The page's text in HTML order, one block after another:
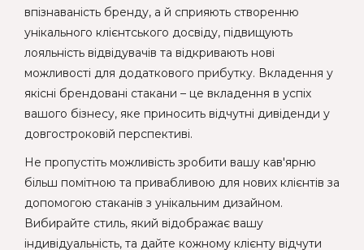
впізнаваність бренду, а й сприяють створенню
унікального клієнтського досвіду, підвищують
лояльність відвідувачів та відкривають нові
можливості для додаткового прибутку. Вкладення у
якісні брендовані стакани – це вкладення в успіх
вашого бізнесу, яке приносить відчутні дивіденди у
довгостроковій перспективі.
Не пропустіть можливість зробити вашу кав'ярню
більш помітною та привабливою для нових клієнтів за
допомогою стаканів з унікальним дизайном.
Вибирайте стиль, який відображає вашу
індивідуальність, та дайте кожному клієнту відчути